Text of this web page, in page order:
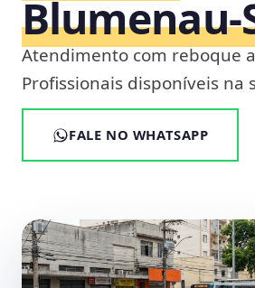
Atendimento com reboque
Profissionais disponíveis na
FALE NO WHATSAPP